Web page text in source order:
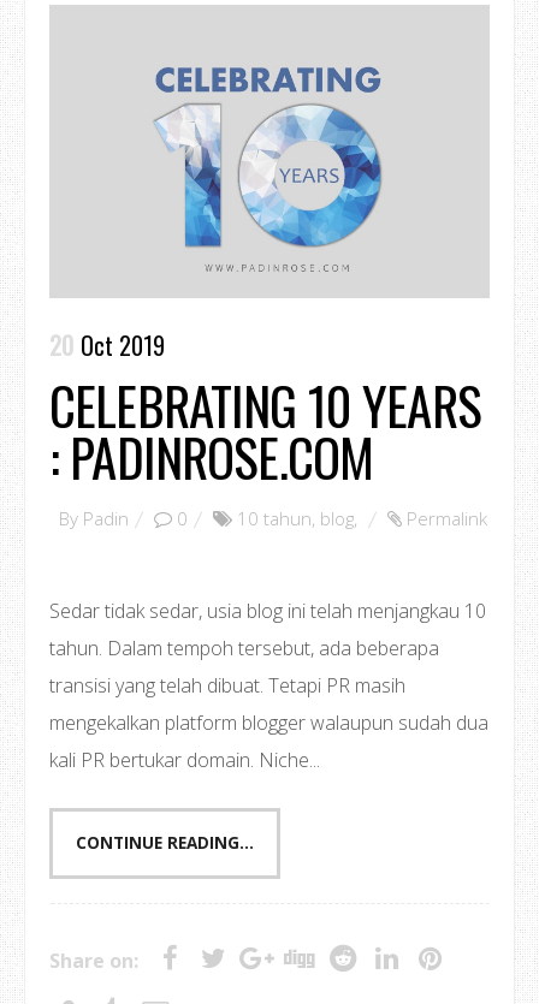
20 Oct 2019
CELEBRATING 10 YEARS
: PADINROSE.COM
By Padin 0 10 tahun, blog, Permalink
Sedar tidak sedar, usia blog ini telah menjangkau 10
tahun. Dalam tempoh tersebut, ada beberapa
transisi yang telah dibuat. Tetapi PR masih
mengekalkan platform blogger walaupun sudah dua
kali PR bertukar domain. Niche...
CONTINUE READING...
Share on: